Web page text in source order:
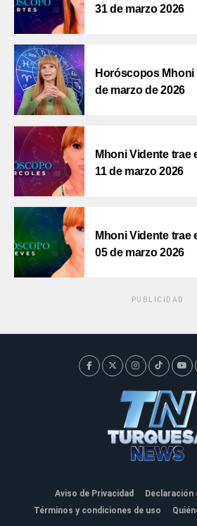
31 de marzo 2026
Horóscopos Mhoni
de marzo de 2026
Mhoni Vidente trae
11 de marzo 2026
Mhoni Vidente trae
05 de marzo 2026
PUBLICIDAD
Aviso de Privacidad
Declaración
Términos y condiciones de uso